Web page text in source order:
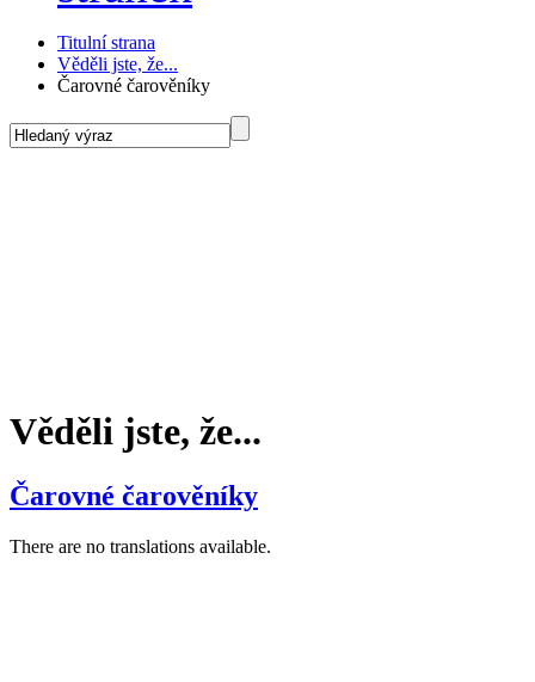
Titulní strana
Věděli jste, že...
Čarovné čarověníky
Věděli jste, že...
Čarovné čarověníky
There are no translations available.